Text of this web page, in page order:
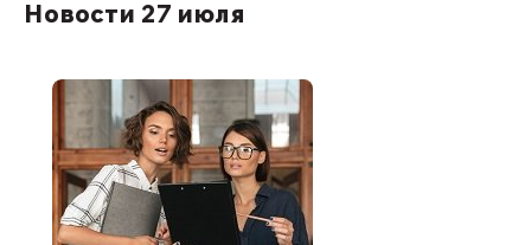
Новости 27 июля